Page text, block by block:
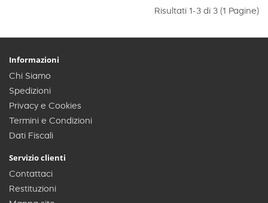
Risultati 1-3 di 3 (1 Pagine)
Informazioni
Chi Siamo
Spedizioni
Privacy e Cookies
Termini e Condizioni
Dati Fiscali
Servizio clienti
Contattaci
Restituzioni